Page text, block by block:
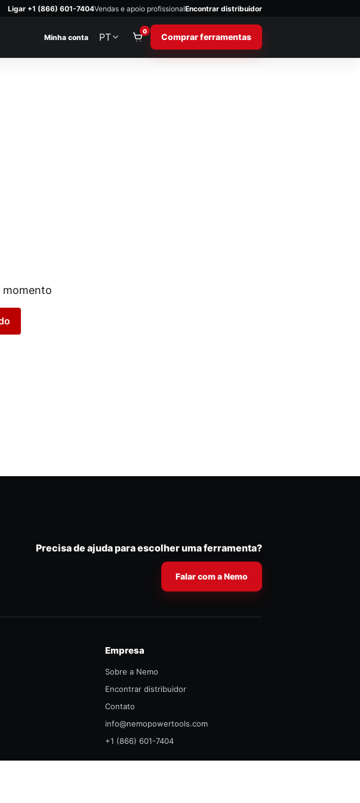
Ligar +1 (866) 601-7404Vendas e apoio profissionalEncontrar distribuidor
Minha conta PT 0
Comprar ferramentas
momento
Precisa de ajuda para escolher uma ferramenta?
Falar com a Nemo
Empresa
Sobre a Nemo
Encontrar distribuidor
Contato
info@nemopowertools.com
+1 (866) 601-7404